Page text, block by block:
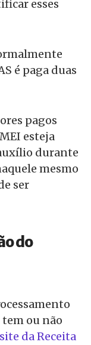
esses
é paga duas
pagos
esteja
durante
mesmo
ser
do
tem ou não
site da Receita